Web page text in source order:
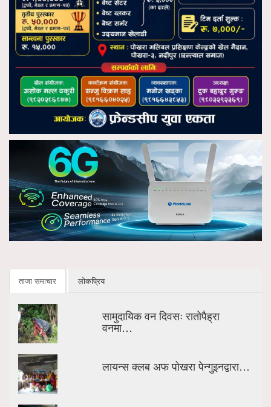
ताजा समाचार लोकप्रिय
सामुदायिक वन दिवसः रातोपैह्रा
वनमा…
लायन्स क्लब अफ पोखरा पेन्गुइनद्वारा…